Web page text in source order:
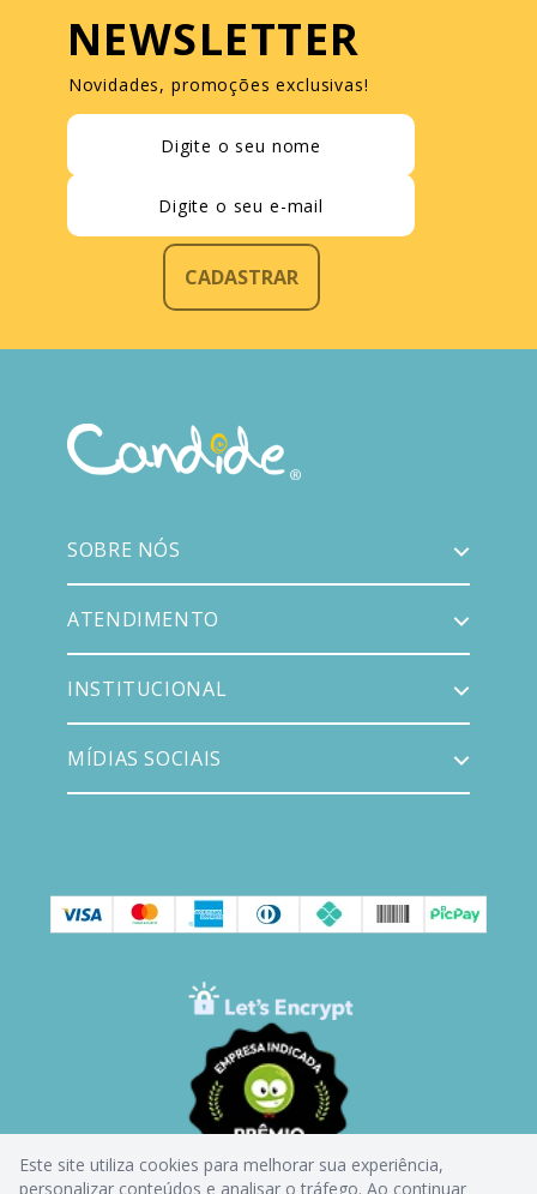
Este site utiliza cookies para melhorar sua experiência,
personalizar conteúdos e analisar o tráfego. Ao continuar
NEWSLETTER
Novidades, promoções exclusivas!
CADASTRAR
SOBRE NÓS
ATENDIMENTO
INSTITUCIONAL
MÍDIAS SOCIAIS